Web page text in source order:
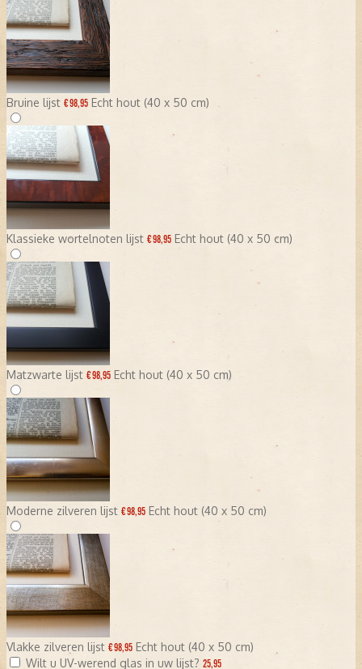
Bruine lijst € 98,95 Echt hout (40 x 50 cm)
Klassieke wortelnoten lijst € 98,95 Echt hout (40 x 50 cm)
Matzwarte lijst € 98,95 Echt hout (40 x 50 cm)
Moderne zilveren lijst € 98,95 Echt hout (40 x 50 cm)
Vlakke zilveren lijst € 98,95 Echt hout (40 x 50 cm)
Wilt u UV-werend glas in uw lijst? 25,95